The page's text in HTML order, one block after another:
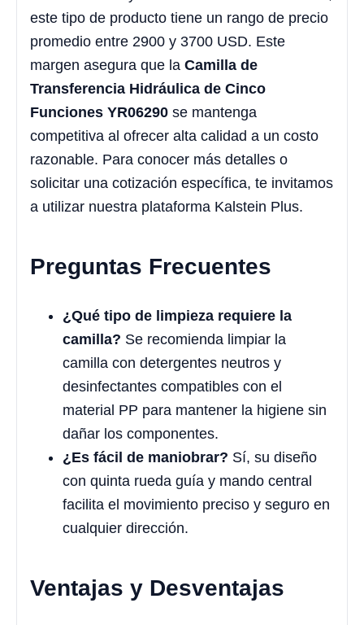
este tipo de producto tiene un rango de precio
promedio entre 2900 y 3700 USD. Este
margen asegura que la Camilla de
Transferencia Hidráulica de Cinco
Funciones YR06290 se mantenga
competitiva al ofrecer alta calidad a un costo
razonable. Para conocer más detalles o
solicitar una cotización específica, te invitamos
a utilizar nuestra plataforma Kalstein Plus.
Preguntas Frecuentes
¿Qué tipo de limpieza requiere la
camilla? Se recomienda limpiar la
camilla con detergentes neutros y
desinfectantes compatibles con el
material PP para mantener la higiene sin
dañar los componentes.
¿Es fácil de maniobrar? Sí, su diseño
con quinta rueda guía y mando central
facilita el movimiento preciso y seguro en
cualquier dirección.
Ventajas y Desventajas